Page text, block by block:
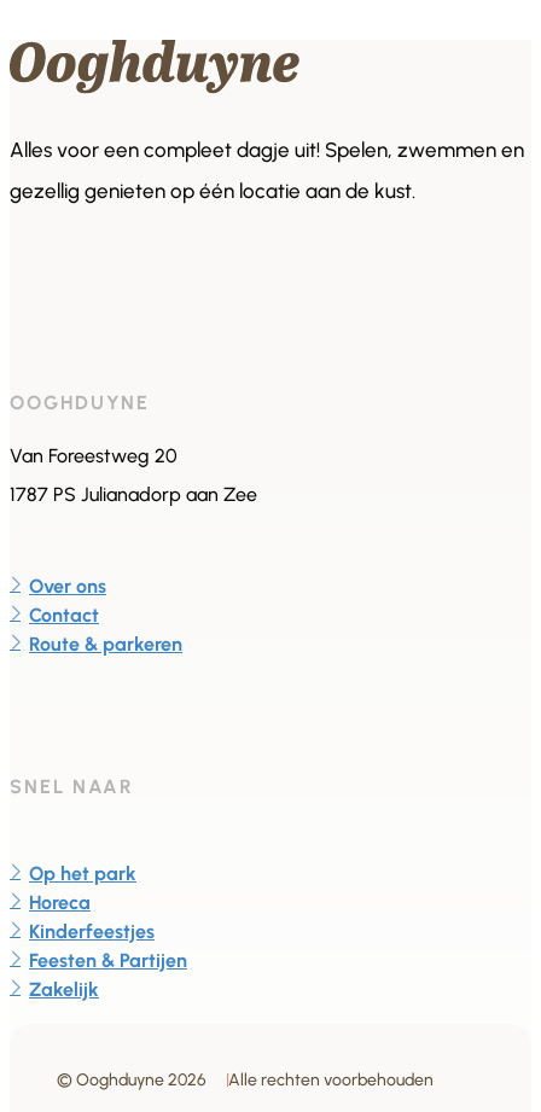
Alles voor een compleet dagje uit! Spelen, zwemmen en
gezellig genieten op één locatie aan de kust.
OOGHDUYNE
Van Foreestweg 20
1787 PS Julianadorp aan Zee
Over ons
Contact
Route & parkeren
SNEL NAAR
Op het park
Horeca
Kinderfeestjes
Feesten & Partijen
Zakelijk
© Ooghduyne 2026 Alle rechten voorbehouden